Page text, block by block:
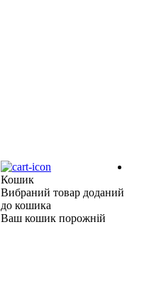
Кошик
Вибраний товар доданий
до кошика
Ваш кошик порожній